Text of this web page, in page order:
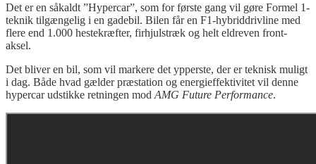
Det er en såkaldt ”Hypercar”, som for første gang vil gøre Formel 1-
teknik tilgængelig i en gadebil. Bilen får en F1-hybriddrivline med
flere end 1.000 hestekræfter, firhjulstræk og helt eldreven front-
aksel.
Det bliver en bil, som vil markere det ypperste, der er teknisk muligt
i dag. Både hvad gælder præstation og energieffektivitet vil denne
hypercar udstikke retningen mod AMG Future Performance.